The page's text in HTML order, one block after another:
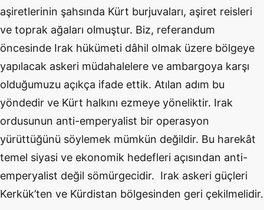
aşiretlerinin şahsında Kürt burjuvaları, aşiret reisleri
ve toprak ağaları olmuştur. Biz, referandum
öncesinde Irak hükümeti dâhil olmak üzere bölgeye
yapılacak askeri müdahalelere ve ambargoya karşı
olduğumuzu açıkça ifade ettik. Atılan adım bu
yöndedir ve Kürt halkını ezmeye yöneliktir. Irak
ordusunun anti-emperyalist bir operasyon
yürüttüğünü söylemek mümkün değildir. Bu harekât
temel siyasi ve ekonomik hedefleri açısından anti-
emperyalist değil sömürgecidir. Irak askeri güçleri
Kerkük’ten ve Kürdistan bölgesinden geri çekilmelidir.